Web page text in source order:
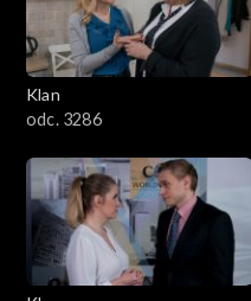
2101–2200
2001–2100
1901–2000
1801–1900
1701–1800
Klan
odc. 3286